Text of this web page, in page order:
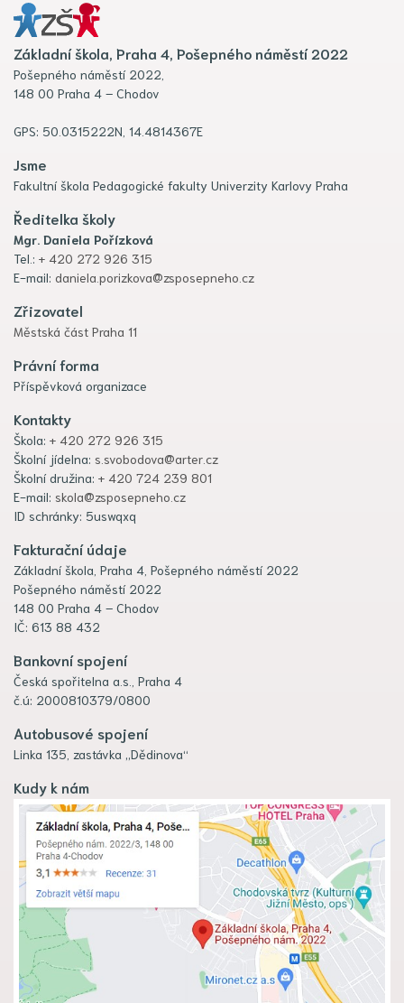
Základní škola, Praha 4, Pošepného náměstí 2022
Pošepného náměstí 2022,
148 00 Praha 4 – Chodov
GPS: 50.0315222N, 14.4814367E
Jsme
Fakultní škola Pedagogické fakulty Univerzity Karlovy Praha
Ředitelka školy
Mgr. Daniela Pořízková
Tel.: + 420 272 926 315
E-mail: daniela.porizkova@zsposepneho.cz
Zřizovatel
Městská část Praha 11
Právní forma
Příspěvková organizace
Kontakty
Škola: + 420 272 926 315
Školní jídelna: s.svobodova@arter.cz
Školní družina: + 420 724 239 801
E-mail: skola@zsposepneho.cz
ID schránky: 5uswqxq
Fakturační údaje
Základní škola, Praha 4, Pošepného náměstí 2022
Pošepného náměstí 2022
148 00 Praha 4 – Chodov
IČ: 613 88 432
Bankovní spojení
Česká spořitelna a.s., Praha 4
č.ú: 2000810379/0800
Autobusové spojení
Linka 135, zastávka „Dědinova“
Kudy k nám